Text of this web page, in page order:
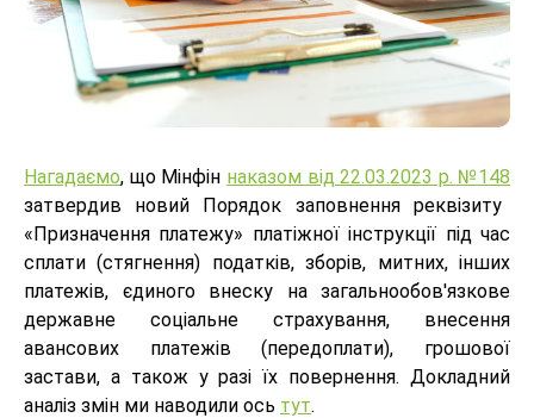
Нагадаємо, що Мінфін наказом від 22.03.2023 р. №148
затвердив новий Порядок заповнення реквізиту
«Призначення платежу» платіжної інструкції під час
сплати (стягнення) податків, зборів, митних, інших
платежів, єдиного внеску на загальнообов'язкове
державне соціальне страхування, внесення
авансових платежів (передоплати), грошової
застави, а також у разі їх повернення. Докладний
аналіз змін ми наводили ось тут.